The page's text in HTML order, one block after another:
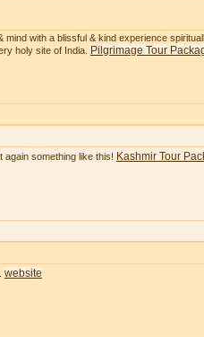
with a blissful & kind experience
holy site of India.
Pilgrimage Tour
something like this! Kashmir Tour
website